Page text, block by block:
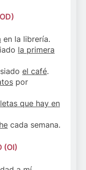
en la librería.
la primera
el café.
por
que hay en
cada semana.
(OI)